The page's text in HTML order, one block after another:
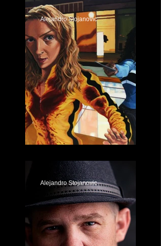
Alejandro Stojanovic
Alejandro Stojanovic